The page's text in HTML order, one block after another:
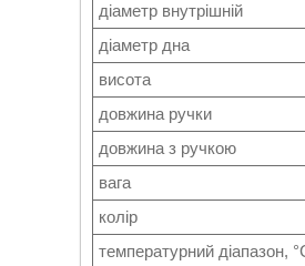
діаметр внутрішній
діаметр дна
висота
довжина ручки
довжина з ручкою
вага
колір
температурний діапазон,